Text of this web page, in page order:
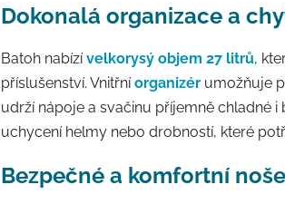
Dokonalá organizace a
Batoh nabízívelkorysý objem 27 litrů,
příslušenství. Vnitřníorganizér umožňuje
udrží nápoje a svačinu příjemně chladné
uchycení helmy nebo drobností, které
Bezpečné a komfortní